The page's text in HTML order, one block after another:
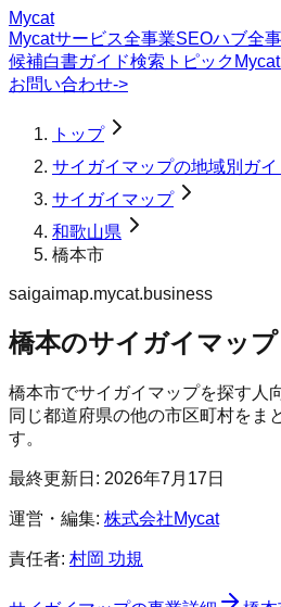
Mycat
Mycatサービス全事業SEOハブ全
候補白書ガイド検索トピック
お問い合わせ->
トップ
サイガイマップの地域別ガイ
サイガイマップ
和歌山県
橋本市
saigaimap.mycat.business
橋本のサイガイマップ
橋本市でサイガイマップを探す人
同じ都道府県の他の市区町村をま
す。
最終更新日: 2026年7月17日
運営・編集: 株式会社Mycat
責任者: 村岡 功規